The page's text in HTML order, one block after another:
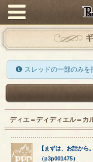
スレッドの一部のみを
ディエ＝ディディエル＝カ
【 まずは、お話から。
（p3p001475）